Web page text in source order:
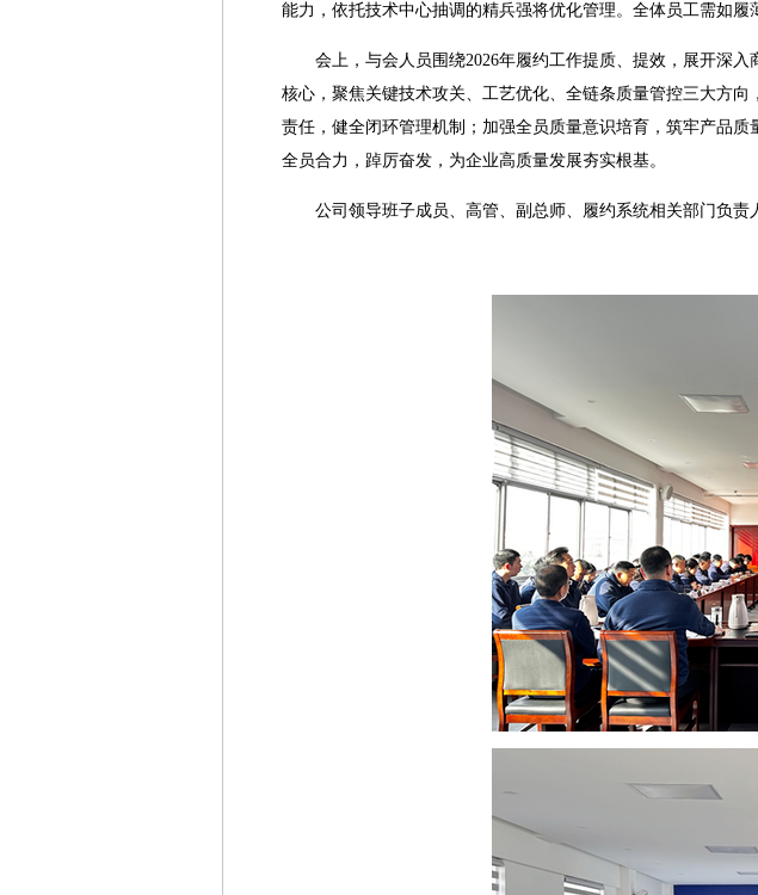
能力，依托技术中心抽调的精兵强将优化管理。全体员工需如履
会上，与会人员围绕2026年履约工作提质、提效，展开深
核心，聚焦关键技术攻关、工艺优化、全链条质量管控三大方
责任，健全闭环管理机制；加强全员质量意识培育，筑牢产品
全员合力，踔厉奋发，为企业高质量发展夯实根基。
公司领导班子成员、高管、副总师、履约系统相关部门负责